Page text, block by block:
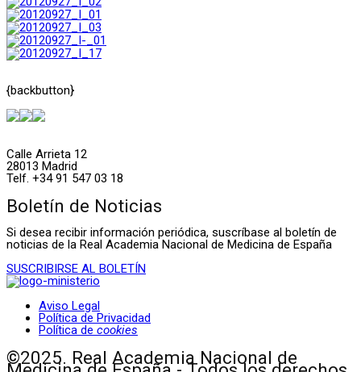
{backbutton}
Calle Arrieta 12
28013 Madrid
Telf. +34 91 547 03 18
Boletín de Noticias
Si desea recibir información periódica, suscríbase al boletín de
noticias de la Real Academia Nacional de Medicina de España
SUSCRIBIRSE AL BOLETÍN
Aviso Legal
Política de Privacidad
Política de cookies
©2025. Real Academia Nacional de